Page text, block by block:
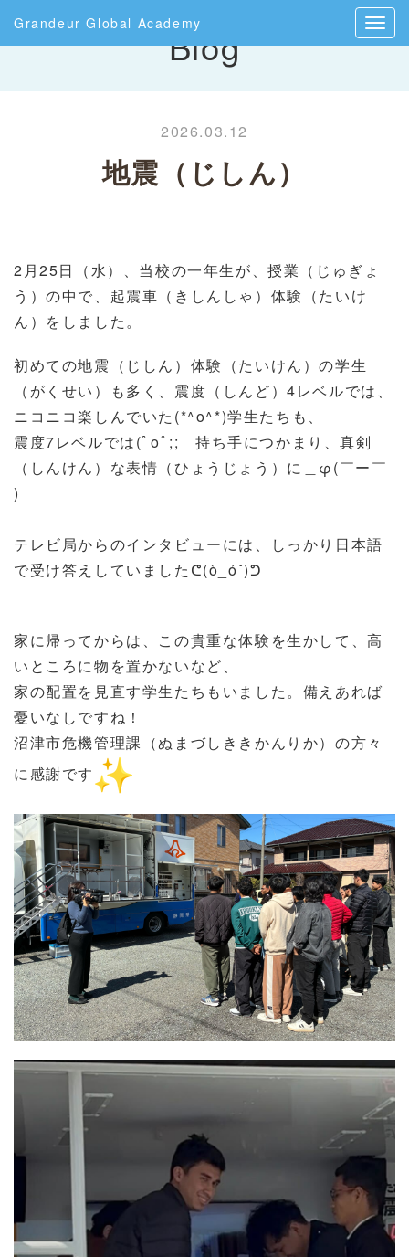
Grandeur Global AcademyBlog
2026.03.12
地震（じしん）
2月25日（水）、当校の一年生が、授業（じゅぎょ
う）の中で、起震車（きしんしゃ）体験（たいけ
ん）をしました。
初めての地震（じしん）体験（たいけん）の学生
（がくせい）も多く、震度（しんど）4レベルでは、
ニコニコ楽しんでいた (*^o^*)学生たちも、
震度7レベルでは(ﾟoﾟ ;;持ち手につかまり、真剣
（しんけん）な表情（ひょうじょう）に＿ φ(￣ー￣
)
テレビ局からのインタビューには、しっかり日本語
で受け答えしていました ᕦ(ò_óˇ)ᕤ
家に帰ってからは、この貴重な体験を生かして、高
いところに物を置かないなど、
家の配置を見直す学生たちもいました。備えあれば
憂いなしですね！
沼津市危機管理課（ぬまづしききかんりか）の方々
に感謝です